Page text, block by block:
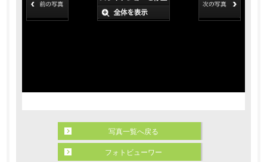
写真一覧へ戻る
フォトビューワー